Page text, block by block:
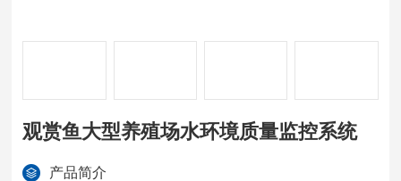
观赏鱼大型养殖场水环境质量监控系统
产品简介